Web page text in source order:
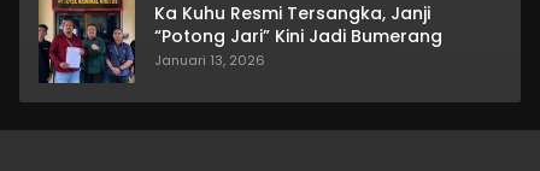
Ka Kuhu Resmi Tersangka, Janji
“Potong Jari” Kini Jadi Bumerang
Januari 13, 2026